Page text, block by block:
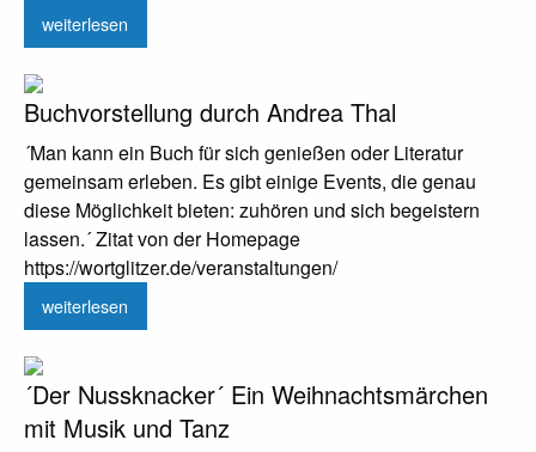
weiterlesen
Buchvorstellung durch Andrea Thal
´Man kann ein Buch für sich genießen oder Literatur
gemeinsam erleben. Es gibt einige Events, die genau
diese Möglichkeit bieten: zuhören und sich begeistern
lassen.´ Zitat von der Homepage
https://wortglitzer.de/veranstaltungen/
weiterlesen
´Der Nussknacker´ Ein Weihnachtsmärchen
mit Musik und Tanz